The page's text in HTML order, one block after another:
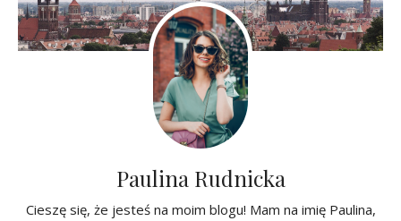
Paulina Rudnicka
Cieszę się, że jesteś na moim blogu! Mam na imię Paulina,